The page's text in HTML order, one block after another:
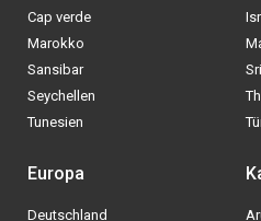
Cap verde
Marokko
Sansibar
Seychellen
Tunesien
Europa
Deutschland